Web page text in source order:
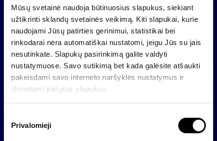
Mūsų svetainė naudoja būtinuosius slapukus, siekiant
užtikrinti sklandų svetainės veikimą. Kiti slapukai, kurie
naudojami Jūsų patirties gerinimui, statistikai bei
rinkodarai nėra automatiškai nustatomi, jeigu Jūs su jais
nesutinkate. Slapukų pasirinkimą galite valdyti
nustatymuose. Savo sutikimą bet kada galėsite atšaukti
pakeisdami savo interneto naršyklės nustatymus ir
ištrindami įrašytus slapukus.
Privalomieji
investicijas valdanti ir veikianti rinkoje bendrovė.
„Invaldos“ prioritetiniais sektoriais išskiriamiems
verslams atstovauja sėkmingai veikiančios ir
žinomos bendrovės: nekilnojamojo turto („InReal“,
„inRED“, „Invaldos nekilnojamojo turto fondas“,
„DOMMO Nerija“, „IBC logistika“ ir kt.); farmacijos
(„Sanitas“), finansų („Finasta“, „Finasta investicijų
valdymas“ ir kt.), baldų gamybos („Vilniaus baldai“ ir
Latvijoje, Lenkijoje, Ukrainoje, Slovakijoje.